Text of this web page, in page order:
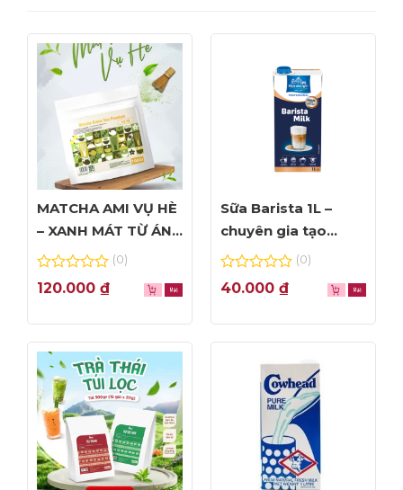
MATCHA AMI VỤ HÈ
– XANH MÁT TỪ ÁNH
NHÌN ĐẦU TIÊN
0
out
5
(0)
120.000 ₫
Sữa Barista 1L –
chuyên gia tạo
Foam đỉnh cao
0
out
5
(0)
40.000 ₫